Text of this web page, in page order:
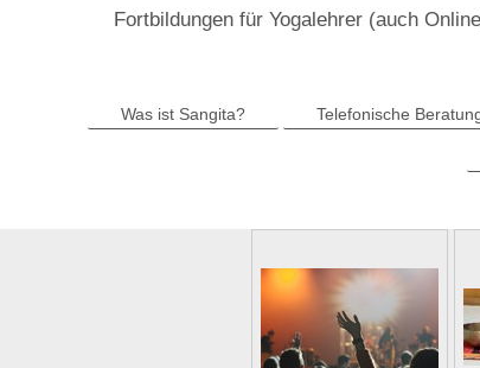
Fortbildungen für Yogalehrer (auch
Was ist Sangita? Telefonische